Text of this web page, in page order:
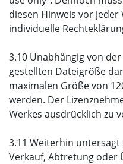
diesen Hinweis vor
individuelle
3.10 Unabhängig von
gestellten Dateigröße
maximalen Größe von
werden. Der
Werkes ausdrücklich zu
3.11 Weiterhin
Verkauf, Abtretung oder